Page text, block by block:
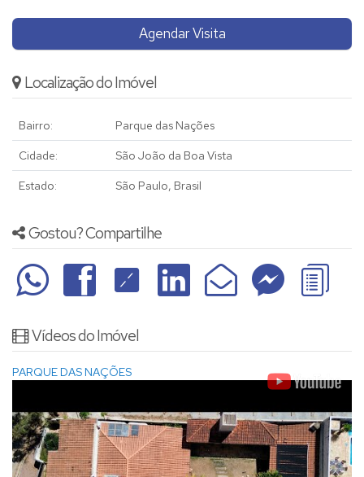
Agendar Visita
Localização do Imóvel
Bairro: Parque das Nações
Cidade: São João da Boa Vista
Estado: São Paulo, Brasil
Gostou? Compartilhe
Vídeos do Imóvel
PARQUE DAS NAÇÕES